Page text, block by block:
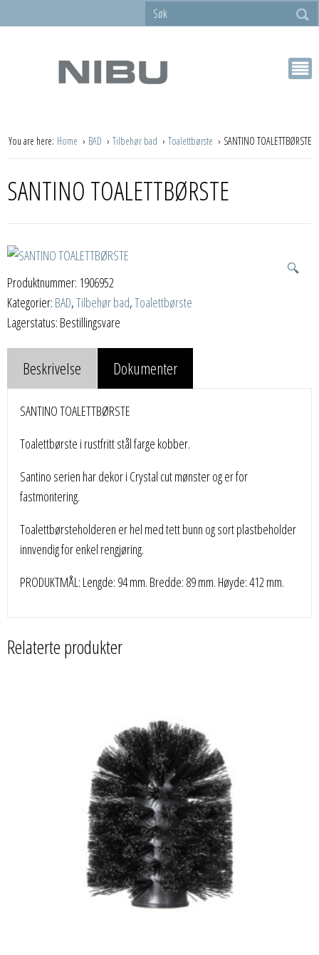
You are here: Home BAD Tilbehør bad Toalettbørste SANTINO TOALETTBØRSTE
SANTINO TOALETTBØRSTE
🔍
Produktnummer: 1906952
Kategorier: BAD,Tilbehør bad,Toalettbørste
Lagerstatus: Bestillingsvare
Beskrivelse Dokumenter
SANTINO TOALETTBØRSTE
Toalettbørste i rustfritt stål farge kobber.
Santino serien har dekor i Crystal cut mønster og er for
fastmontering.
Toalettbørsteholderen er hel med tett bunn og sort plastbeholder
innvendig for enkel rengjøring.
PRODUKTMÅL: Lengde: 94 mm. Bredde: 89 mm. Høyde: 412 mm.
Relaterte produkter